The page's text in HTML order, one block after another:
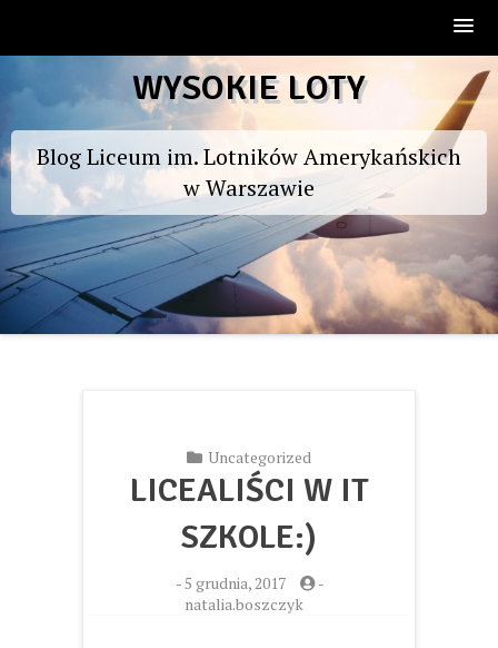
to
WYSOKIE LOTY
Blog Liceum im. Lotników Amerykańskich
w Warszawie
Uncategorized
LICEALIŚCI W IT
SZKOLE:)
-5 grudnia, 2017
-
natalia.boszczyk